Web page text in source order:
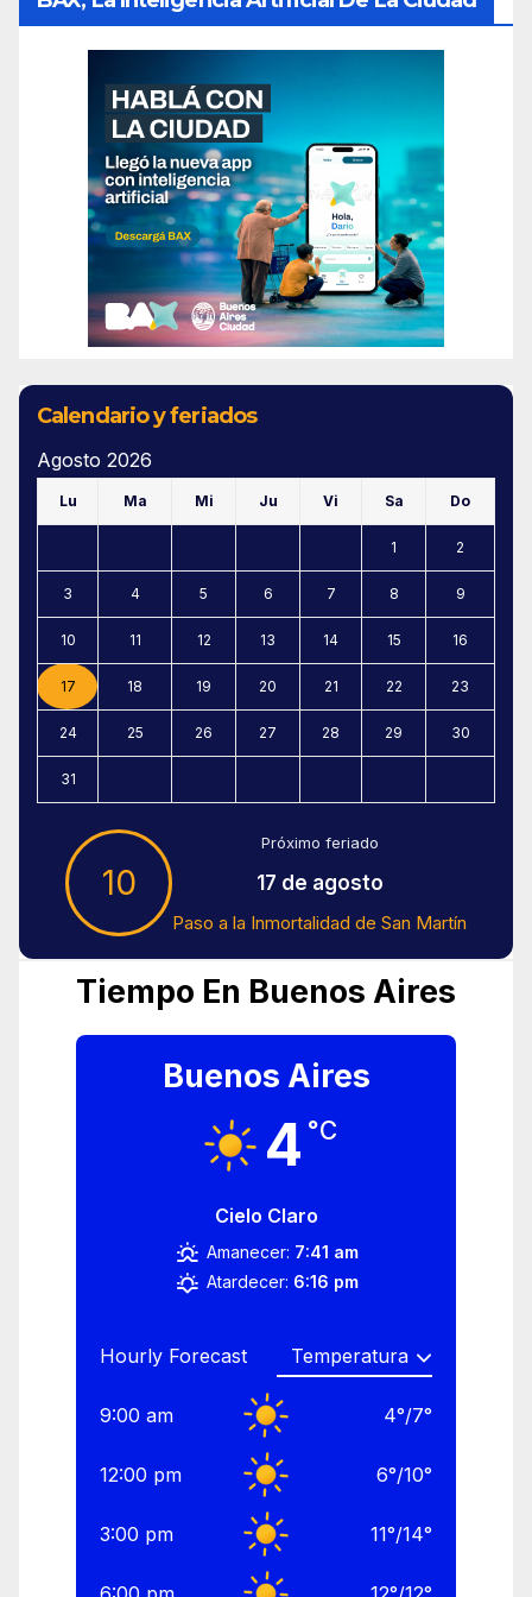
Calendario y feriados
Agosto 2026
Lu Ma Mi Ju Vi Sa Do
1 2
3 4 5 6 7 8 9
10 11 12 13 14 15 16
17 18 19 20 21 22 23
24 25 26 27 28 29 30
31
10
Próximo feriado
17 de agosto
Paso a la Inmortalidad de San Martín
Tiempo En Buenos Aires
Buenos Aires
4 °C
Cielo Claro
Amanecer: 7:41 am
Atardecer: 6:16 pm
Hourly Forecast
9:00 am 4°/7°
12:00 pm 6°/10°
3:00 pm 11°/14°